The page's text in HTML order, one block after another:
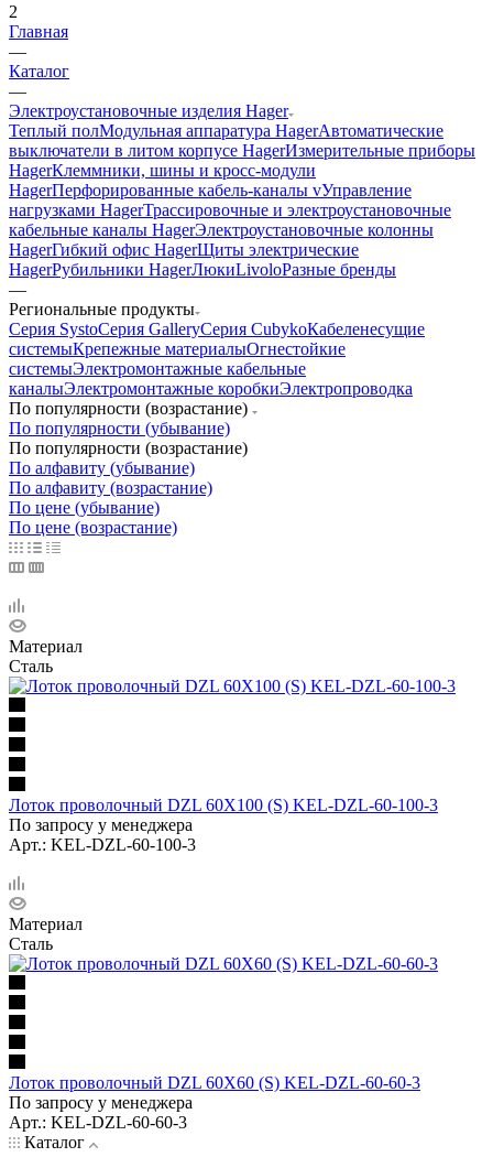
2
Главная
—
Каталог
—
Электроустановочные изделия Hager
Теплый полМодульная аппаратура HagerАвтоматические
выключатели в литом корпусе HagerИзмерительные приборы
HagerКлеммники, шины и кросс-модули
HagerПерфорированные кабель-каналы vУправление
нагрузками HagerТрассировочные и электроустановочные
кабельные каналы HagerЭлектроустановочные колонны
HagerГибкий офис HagerЩиты электрические
HagerРубильники HagerЛюкиLivoloРазные бренды
—
Региональные продукты
Серия SystoСерия GalleryСерия CubykoКабеленесущие
системыКрепежные материалыОгнестойкие
системыЭлектромонтажные кабельные
каналыЭлектромонтажные коробкиЭлектропроводка
По популярности (возрастание)
По популярности (убывание)
По популярности (возрастание)
По алфавиту (убывание)
По алфавиту (возрастание)
По цене (убывание)
По цене (возрастание)
Материал
Сталь
Лоток проволочный DZL 60X100 (S) KEL-DZL-60-100-3
По запросу у менеджера
Арт.: KEL-DZL-60-100-3
Материал
Сталь
Лоток проволочный DZL 60X60 (S) KEL-DZL-60-60-3
По запросу у менеджера
Арт.: KEL-DZL-60-60-3
Каталог